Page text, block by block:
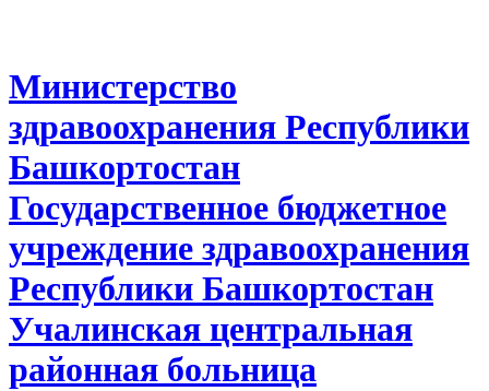
Министерство
здравоохранения Республики
Башкортостан
Государственное бюджетное
учреждение здравоохранения
Республики Башкортостан
Учалинская центральная
районная больница